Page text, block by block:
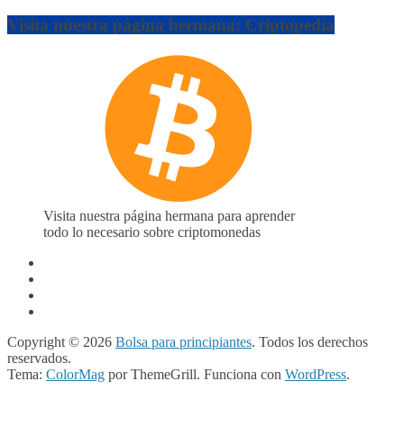
Visita nuestra página hermana: Criptopedia
Visita nuestra página hermana para aprender
todo lo necesario sobre criptomonedas
Copyright © 2026 Bolsa para principiantes. Todos los derechos
reservados.
Tema: ColorMag por ThemeGrill. Funciona con WordPress.